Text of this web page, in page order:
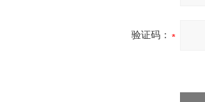
验证码：